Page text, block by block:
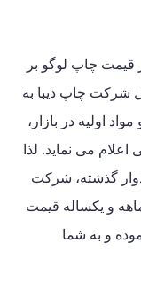
قیمت چاپ لوگو بر
شرکت چاپ دیبا به
اولیه در بازار،
اعلام می نماید. لذا
گذشته، شرکت
و یکساله قیمت
و به شما